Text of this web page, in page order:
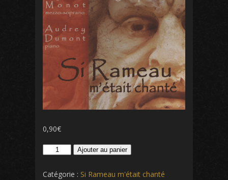
0,90€
quantité
Le
Ajouter au panier
Catégorie : Si Rameau m'était chanté